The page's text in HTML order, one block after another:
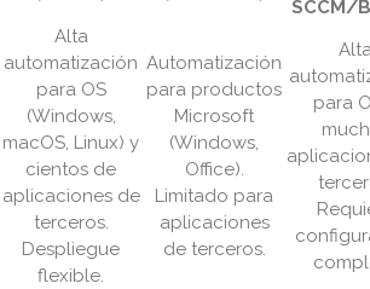
SCCM/
Alta
automatización
para OS
(Windows,
macOS, Linux) y
cientos de
aplicaciones de
terceros.
Despliegue
flexible.
Automatización
para productos
Microsoft
(Windows,
Office).
Limitado para
aplicaciones
de terceros.
para